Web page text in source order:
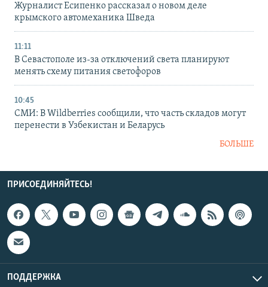
Журналист Есипенко рассказал о новом деле
крымского автомеханика Шведа
11:11
В Севастополе из-за отключений света планируют
менять схему питания светофоров
10:45
СМИ: В Wildberries сообщили, что часть складов могут
перенести в Узбекистан и Беларусь
БОЛЬШЕ
ПРИСОЕДИНЯЙТЕСЬ!
ПОДДЕРЖКА